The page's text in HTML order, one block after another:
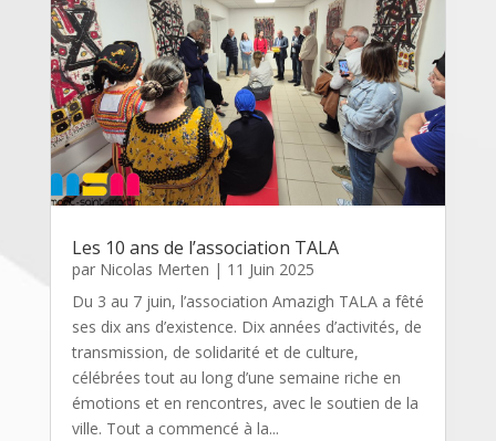
Les 10 ans de l’association TALA
par Nicolas Merten | 11 Juin 2025
Du 3 au 7 juin, l’association Amazigh TALA a fêté
ses dix ans d’existence. Dix années d’activités, de
transmission, de solidarité et de culture,
célébrées tout au long d’une semaine riche en
émotions et en rencontres, avec le soutien de la
ville. Tout a commencé à la...